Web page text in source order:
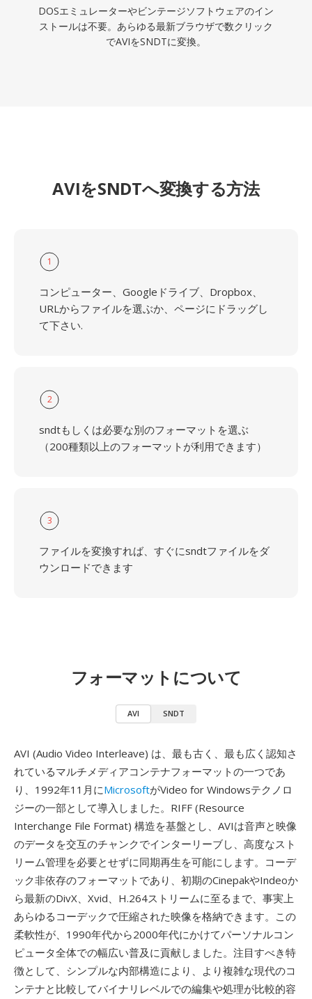
DOSエミュレーターやビンテージソフトウェアのイン
ストールは不要。あらゆる最新ブラウザで数クリック
でAVIをSNDTに変換。
AVIをSNDTへ変換する方法
1
コンピューター、Googleドライブ、Dropbox、
URLからファイルを選ぶか、ページにドラッグし
て下さい.
2
sndtもしくは必要な別のフォーマットを選ぶ
（200種類以上のフォーマットが利用できます）
3
ファイルを変換すれば、すぐにsndtファイルをダ
ウンロードできます
フォーマットについて
AVI SNDT
AVI (Audio Video Interleave) は、最も古く、最も広く認知さ
れているマルチメディアコンテナフォーマットの一つであ
り、1992年11月にMicrosoftがVideo for Windowsテクノロ
ジーの一部として導入しました。RIFF (Resource
Interchange File Format) 構造を基盤とし、AVIは音声と映像
のデータを交互のチャンクでインターリーブし、高度なスト
リーム管理を必要とせずに同期再生を可能にします。コーデ
ック非依存のフォーマットであり、初期のCinepakやIndeoか
ら最新のDivX、Xvid、H.264ストリームに至るまで、事実上
あらゆるコーデックで圧縮された映像を格納できます。この
柔軟性が、1990年代から2000年代にかけてパーソナルコン
ピュータ全体での幅広い普及に貢献しました。注目すべき特
徴として、シンプルな内部構造により、より複雑な現代のコ
ンテナと比較してバイナリレベルでの編集や処理が比較的容